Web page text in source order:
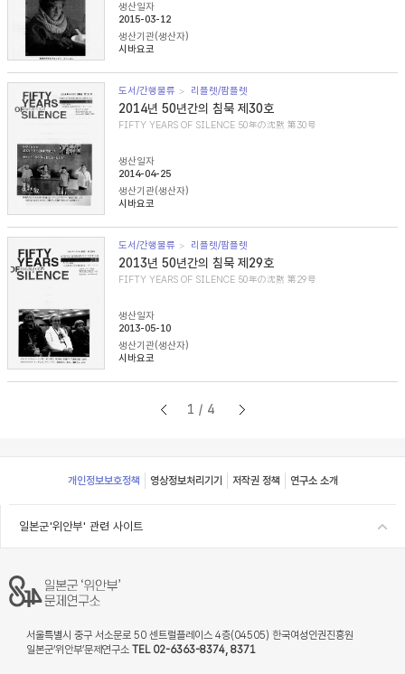
생산일자
2015-03-12
생산기관(생산자)
시바요코
도서/간행물류 리플렛/팜플렛
2014년 50년간의 침묵 제30호
FIFTY YEARS OF SILENCE 50年の沈黙 第30号
생산일자
2014-04-25
생산기관(생산자)
시바요코
도서/간행물류 리플렛/팜플렛
2013년 50년간의 침묵 제29호
FIFTY YEARS OF SILENCE 50年の沈黙 第29号
생산일자
2013-05-10
생산기관(생산자)
시바요코
1/4
Footer
개인정보보호정책 영상정보처리기기 저작권 정책 연구소 소개
일본군'위안부' 관련 사이트
서울특별시 중구 서소문로 50 센트럴플레이스 4층(04505) 한국여성인권진흥원
일본군‘위안부’문제연구소 TEL 02-6363-8374, 8371